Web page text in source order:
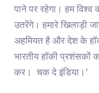
पाने पर रहेगा। हम
उतरेंगे। हमारे खिलाड़ी
अहमियत है और देश के
भारतीय हॉकी
कर। चक दे इंडिया।‘